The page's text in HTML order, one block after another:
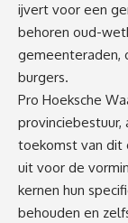
ijvert voor een
behoren oud-
gemeenteraden,
burgers.
Pro Hoeksche
provinciebestuur,
toekomst van dit
uit voor de
kernen hun
behouden en